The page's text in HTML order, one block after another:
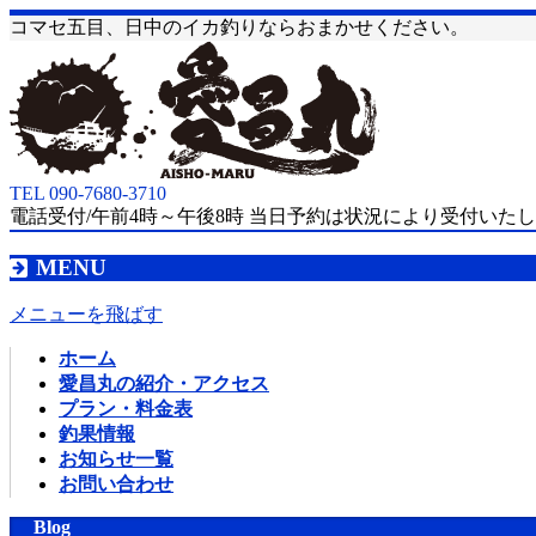
コマセ五目、日中のイカ釣りならおまかせください。
TEL 090-7680-3710
電話受付/午前4時～午後8時 当日予約は状況により受付いた
MENU
メニューを飛ばす
ホーム
愛昌丸の紹介・アクセス
プラン・料金表
釣果情報
お知らせ一覧
お問い合わせ
Blog